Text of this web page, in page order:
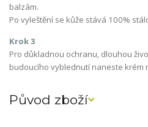
balzám.
Po vyleštění se kůže stává 100%
Krok 3
Pro důkladnou ochranu, dlouhou
budoucího vyblednutí naneste krém
Původ zboží